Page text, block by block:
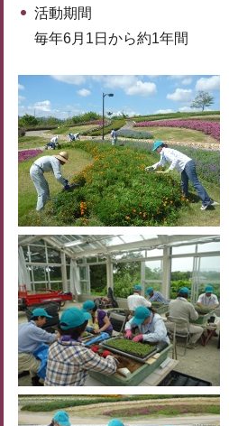
活動期間
毎年6月1日から約1年間